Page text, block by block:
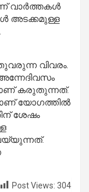
വാര്‍ത്തകള്‍
അടക്കമുള്ള
വിവരം.
കരുതുന്നത്.
യോഗത്തില്‍
ശേഷം
Post Views: 304